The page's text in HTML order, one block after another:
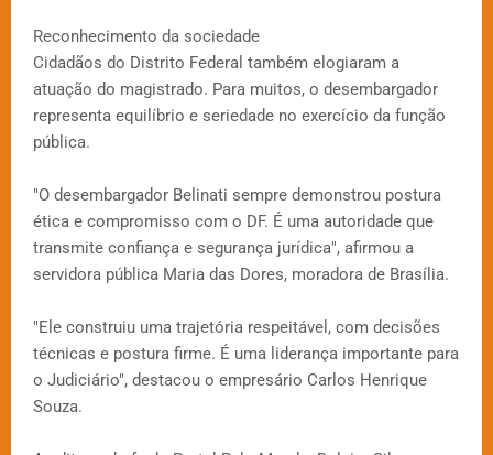
Reconhecimento da sociedade
Cidadãos do Distrito Federal também elogiaram a
atuação do magistrado. Para muitos, o desembargador
representa equilíbrio e seriedade no exercício da função
pública.
"O desembargador Belinati sempre demonstrou postura
ética e compromisso com o DF. É uma autoridade que
transmite confiança e segurança jurídica", afirmou a
servidora pública Maria das Dores, moradora de Brasília.
"Ele construiu uma trajetória respeitável, com decisões
técnicas e postura firme. É uma liderança importante para
o Judiciário", destacou o empresário Carlos Henrique
Souza.